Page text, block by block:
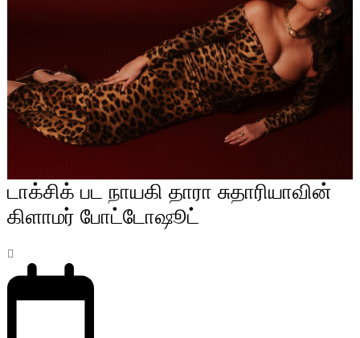
டாக்சிக் பட நாயகி தாரா சுதாரியாவின்
கிளாமர் போட்டோஷூட்